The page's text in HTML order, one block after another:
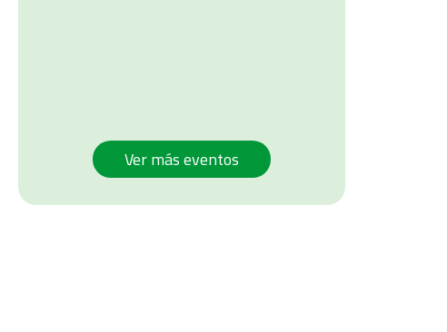
Ver más eventos